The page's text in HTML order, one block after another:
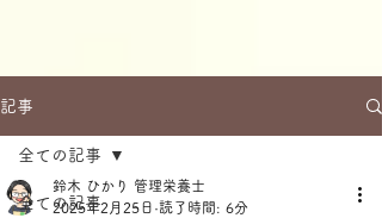
記事
全ての記事
全ての記事
鈴木 ひかり 管理栄養士
2025年2月25日 読了時間: 6分